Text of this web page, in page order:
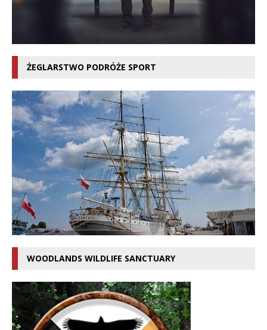
ŻEGLARSTWO PODRÓŻE SPORT
WOODLANDS WILDLIFE SANCTUARY